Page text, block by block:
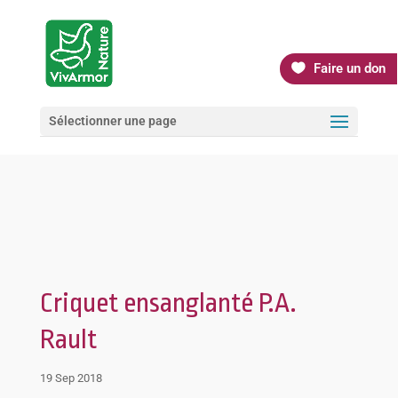
Faire un don
Sélectionner une page
Criquet ensanglanté P.A.
Rault
19 Sep 2018